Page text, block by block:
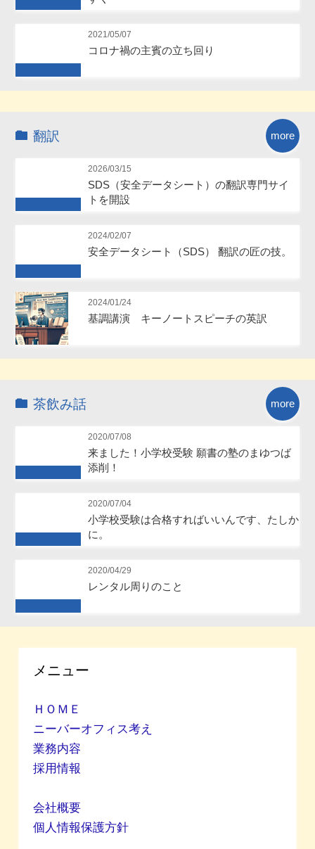
2021/05/07
コロナ禍の主賓の立ち回り
more
翻訳
2026/03/15
SDS（安全データシート）の翻訳専門サイ
トを開設
Future
2024/02/07
安全データシート（SDS） 翻訳の匠の技。
2024/01/24
基調講演 キーノートスピーチの英訳
more
茶飲み話
2020/07/08
来ました！小学校受験 願書の塾のまゆつば
添削！
2020/07/04
小学校受験は合格すればいいんです、たしか
に。
2020/04/29
レンタル周りのこと
メニュー
ＨＯＭＥ
ニーバーオフィス考え
業務内容
採用情報
会社概要
個人情報保護方針